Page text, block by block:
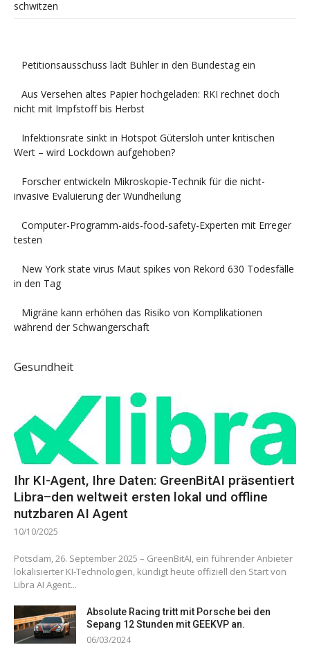
schwitzen
Petitionsausschuss lädt Bühler in den Bundestag ein
Aus Versehen altes Papier hochgeladen: RKI rechnet doch
nicht mit Impfstoff bis Herbst
Infektionsrate sinkt in Hotspot Gütersloh unter kritischen
Wert – wird Lockdown aufgehoben?
Forscher entwickeln Mikroskopie-Technik für die nicht-
invasive Evaluierung der Wundheilung
Computer-Programm-aids-food-safety-Experten mit Erreger
testen
New York state virus Maut spikes von Rekord 630 Todesfälle
in den Tag
Migräne kann erhöhen das Risiko von Komplikationen
während der Schwangerschaft
Gesundheit
Ihr KI-Agent, Ihre Daten: GreenBitAI präsentiert
Libra–den weltweit ersten lokal und offline
nutzbaren AI Agent
10/10/2025
Potsdam, 26. September 2025 – GreenBitAI, ein führender Anbieter
lokalisierter KI-Technologien, kündigt heute offiziell den Start von
Libra AI Agent...
Absolute Racing tritt mit Porsche bei den
Sepang 12 Stunden mit GEEKVP an.
06/03/2024